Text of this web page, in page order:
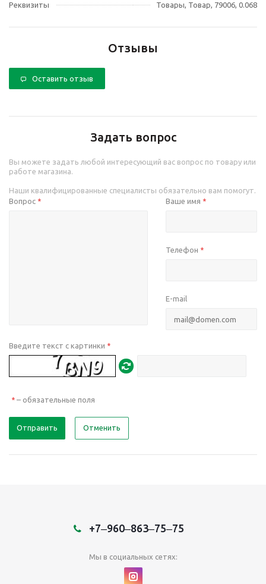
Реквизиты Товары, Товар, 79006, 0.068
Отзывы
Оставить отзыв
Задать вопрос
Вы можете задать любой интересующий вас вопрос по товару или
работе магазина.
Наши квалифицированные специалисты обязательно вам помогут.
Вопрос * Ваше имя *
Телефон *
E-mail
Введите текст с картинки *
* – обязательные поля
Отправить Отменить
+7‒960‒863‒75‒75
Мы в социальных сетях: